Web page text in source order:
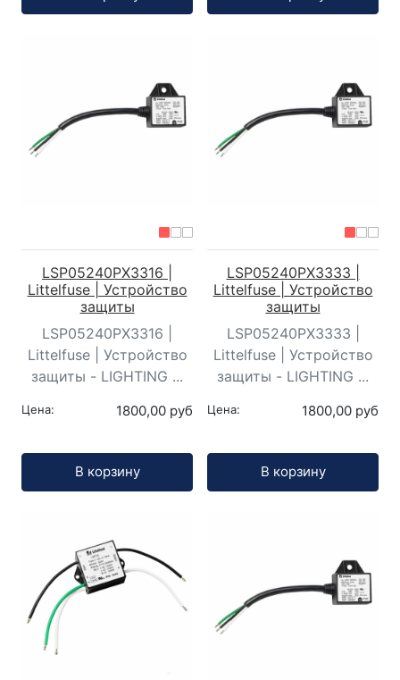
LSP05240PX3316 |
Littelfuse | Устройство
защиты
LSP05240PX3316 |
Littelfuse | Устройство
защиты - LIGHTING ...
Цена: 1800,00 руб
В корзину
LSP05240PX3333 |
Littelfuse | Устройство
защиты
LSP05240PX3333 |
Littelfuse | Устройство
защиты - LIGHTING ...
Цена: 1800,00 руб
В корзину